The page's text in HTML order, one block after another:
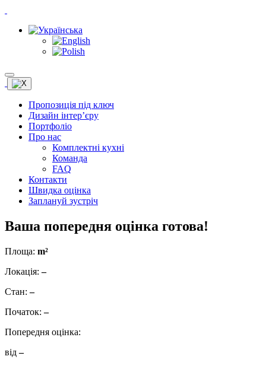
Пропозиція під ключ
Дизайн інтер’єру
Портфоліо
Про нас
Комплектні кухні
Команда
FAQ
Контакти
Швидка оцінка
Заплануй зустріч
Ваша попередня оцінка готова!
Площа: m²
Локація:–
Стан:–
Початок:–
Попередня оцінка:
від–